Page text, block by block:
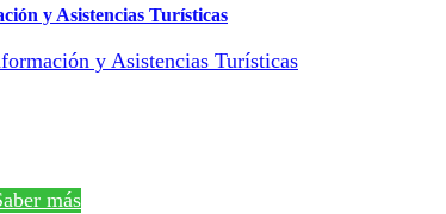
y Asistencias Turísticas
más